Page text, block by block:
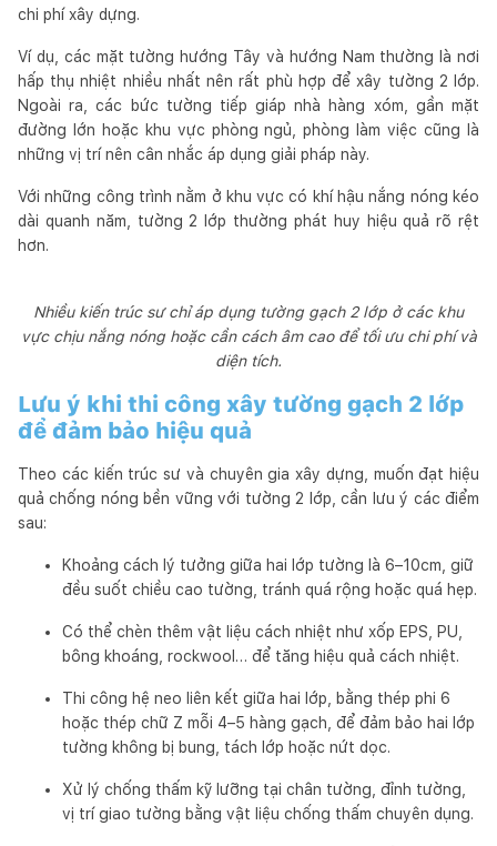
chi phí xây dựng.
Ví dụ, các mặt tường hướng Tây và hướng Nam thường là nơi
hấp thụ nhiệt nhiều nhất nên rất phù hợp để xây tường 2 lớp.
Ngoài ra, các bức tường tiếp giáp nhà hàng xóm, gần mặt
đường lớn hoặc khu vực phòng ngủ, phòng làm việc cũng là
những vị trí nên cân nhắc áp dụng giải pháp này.
Với những công trình nằm ở khu vực có khí hậu nắng nóng kéo
dài quanh năm, tường 2 lớp thường phát huy hiệu quả rõ rệt
hơn.
Nhiều kiến trúc sư chỉ áp dụng tường gạch 2 lớp ở các khu
vực chịu nắng nóng hoặc cần cách âm cao để tối ưu chi phí và
diện tích.
Lưu ý khi thi công xây tường gạch 2 lớp
để đảm bảo hiệu quả
Theo các kiến trúc sư và chuyên gia xây dựng, muốn đạt hiệu
quả chống nóng bền vững với tường 2 lớp, cần lưu ý các điểm
sau:
Khoảng cách lý tưởng giữa hai lớp tường là 6–10cm, giữ
đều suốt chiều cao tường, tránh quá rộng hoặc quá hẹp.
Có thể chèn thêm vật liệu cách nhiệt như xốp EPS, PU,
bông khoáng, rockwool… để tăng hiệu quả cách nhiệt.
Thi công hệ neo liên kết giữa hai lớp, bằng thép phi 6
hoặc thép chữ Z mỗi 4–5 hàng gạch, để đảm bảo hai lớp
tường không bị bung, tách lớp hoặc nứt dọc.
Xử lý chống thấm kỹ lưỡng tại chân tường, đỉnh tường,
vị trí giao tường bằng vật liệu chống thấm chuyên dụng.